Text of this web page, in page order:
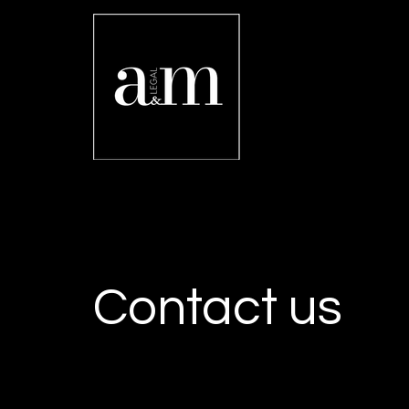
Contact us